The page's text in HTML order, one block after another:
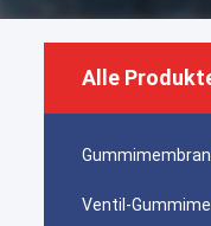
Alle
Ventil-